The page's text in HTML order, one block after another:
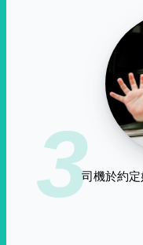
3司機於約